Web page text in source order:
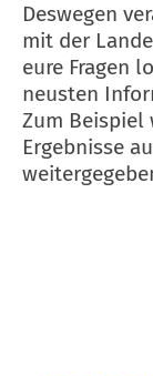
Deswegen
mit der
eure Fragen
neusten
Zum Beispiel
Ergebnisse